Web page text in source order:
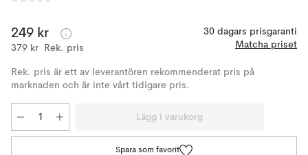
249 kr
379 kr Rek. pris
30 dagars prisgaranti
Matcha priset
Rek. pris är ett av leverantören rekommenderat pris på
marknaden och är inte vårt tidigare pris.
Lägg i varukorg
Spara som favorit